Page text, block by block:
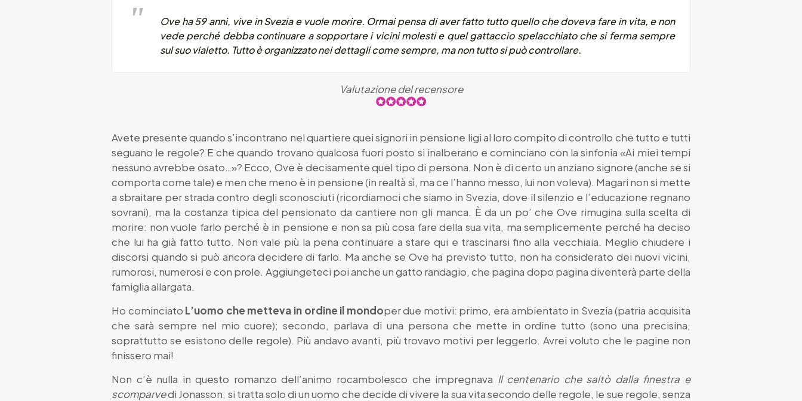
Ove ha 59 anni, vive in Svezia e vuole morire. Ormai pensa di aver fatto tutto quello che doveva fare in vita, e non
vede perché debba continuare a sopportare i vicini molesti e quel gattaccio spelacchiato che si ferma sempre
sul suo vialetto. Tutto è organizzato nei dettagli come sempre, ma non tutto si può controllare.
Valutazione del recensore
Avete presente quando s’incontrano nel quartiere quei signori in pensione ligi al loro compito di controllo che tutto e tutti
seguano le regole? E che quando trovano qualcosa fuori posto si inalberano e cominciano con la sinfonia «Ai miei tempi
nessuno avrebbe osato…»? Ecco, Ove è decisamente quel tipo di persona. Non è di certo un anziano signore (anche se si
comporta come tale) e men che meno è in pensione (in realtà sì, ma ce l’hanno messo, lui non voleva). Magari non si mette
a sbraitare per strada contro degli sconosciuti (ricordiamoci che siamo in Svezia, dove il silenzio e l’educazione regnano
sovrani), ma la costanza tipica del pensionato da cantiere non gli manca. È da un po’ che Ove rimugina sulla scelta di
morire: non vuole farlo perché è in pensione e non sa più cosa fare della sua vita, ma semplicemente perché ha deciso
che lui ha già fatto tutto. Non vale più la pena continuare a stare qui e trascinarsi fino alla vecchiaia. Meglio chiudere i
discorsi quando si può ancora decidere di farlo. Ma anche se Ove ha previsto tutto, non ha considerato dei nuovi vicini,
rumorosi, numerosi e con prole. Aggiungeteci poi anche un gatto randagio, che pagina dopo pagina diventerà parte della
famiglia allargata.
Ho cominciato L’uomo che metteva in ordine il mondoper due motivi: primo, era ambientato in Svezia (patria acquisita
che sarà sempre nel mio cuore); secondo, parlava di una persona che mette in ordine tutto (sono una precisina,
soprattutto se esistono delle regole). Più andavo avanti, più trovavo motivi per leggerlo. Avrei voluto che le pagine non
finissero mai!
Non c’è nulla in questo romanzo dell’animo rocambolesco che impregnava Il centenario che saltò dalla finestra e
scomparvedi Jonasson; si tratta solo di un uomo che decide di vivere la sua vita secondo delle regole, le sue regole, senza